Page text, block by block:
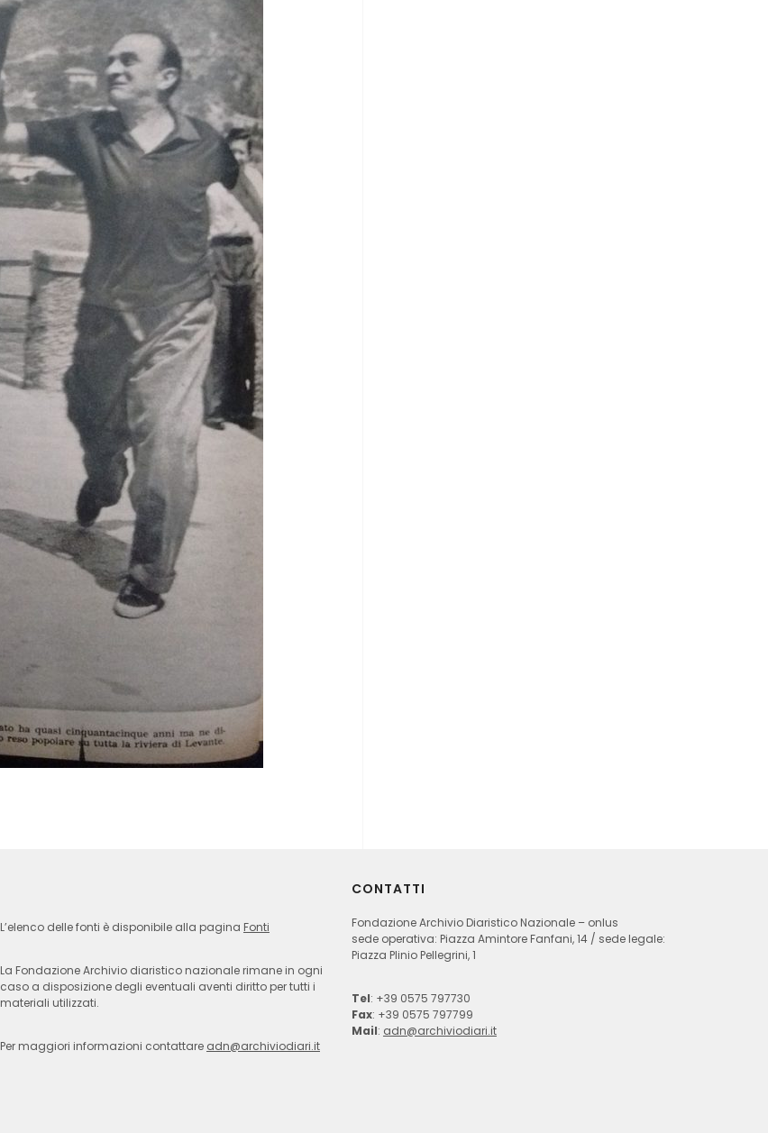
L’elenco delle fonti è disponibile alla pagina Fonti
La Fondazione Archivio diaristico nazionale rimane in ogni
caso a disposizione degli eventuali aventi diritto per tutti i
materiali utilizzati.
Per maggiori informazioni contattare adn@archiviodiari.it
CONTATTI
Fondazione Archivio Diaristico Nazionale – onlus
sede operativa: Piazza Amintore Fanfani, 14 / sede legale:
Piazza Plinio Pellegrini, 1
Tel: +39 0575 797730
Fax: +39 0575 797799
Mail: adn@archiviodiari.it